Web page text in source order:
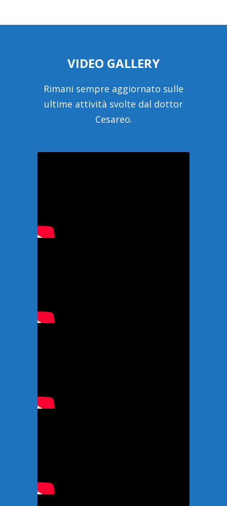
VIDEO GALLERY
Rimani sempre aggiornato sulle
ultime attività svolte dal dottor
Cesareo.